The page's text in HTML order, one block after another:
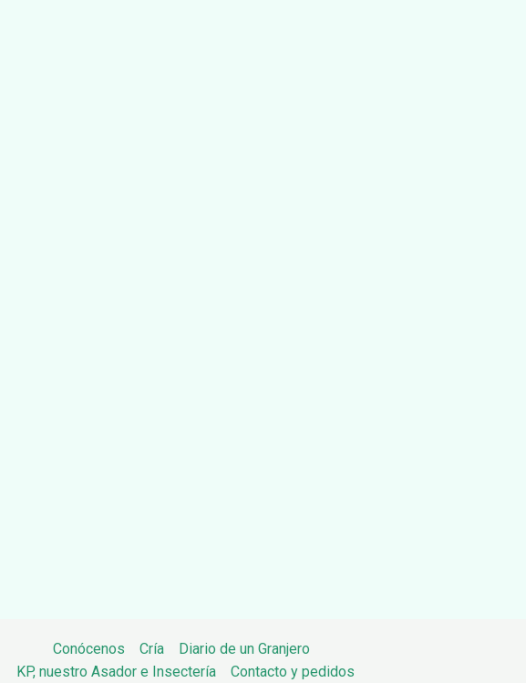
Conócenos Cría
Diario de un Granjero
KP, nuestro Asador e Insectería
Contacto y pedidos